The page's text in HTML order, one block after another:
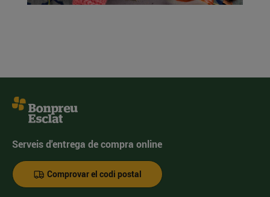
Serveis d'entrega de compra online
Comprovar el codi postal